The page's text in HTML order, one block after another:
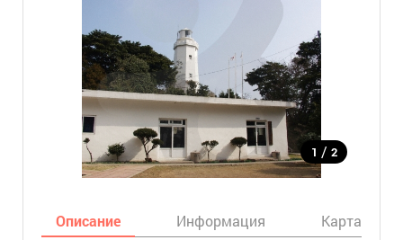
1 / 2
Описание Информация Карта